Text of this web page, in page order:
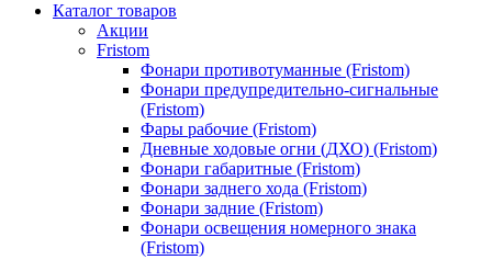
Каталог товаров
Акции
Fristom
Фонари противотуманные (Fristom)
Фонари предупредительно-сигнальные
(Fristom)
Фары рабочие (Fristom)
Дневные ходовые огни (ДХО) (Fristom)
Фонари габаритные (Fristom)
Фонари заднего хода (Fristom)
Фонари задние (Fristom)
Фонари освещения номерного знака
(Fristom)